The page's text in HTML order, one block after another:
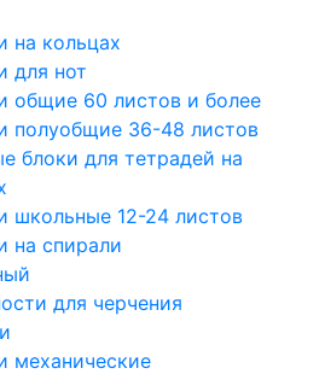
на кольцах
для нот
общие 60 листов и более
полуобщие 36-48 листов
блоки для тетрадей на
школьные 12-24 листов
на спирали
для черчения
механические